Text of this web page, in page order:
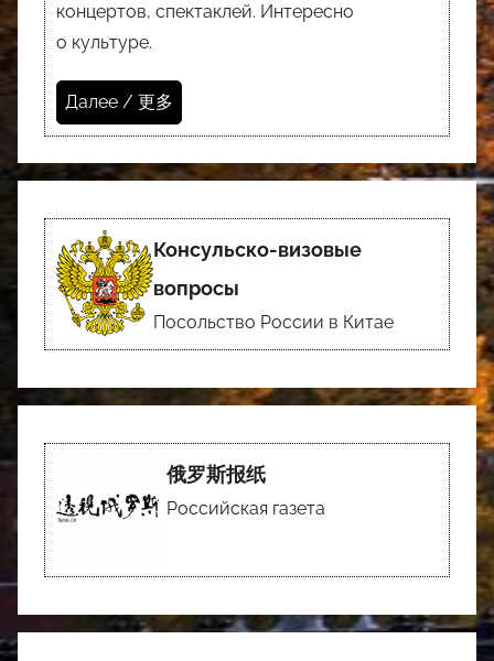
концертов, спектаклей. Интересно
о культуре.
Далее / 更多
Консульско-визовые
вопросы
Посольство России в Китае
俄罗斯报纸
Российская газета